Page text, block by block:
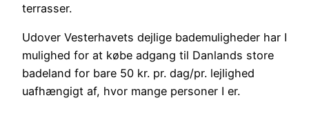
terrasser.
Udover Vesterhavets dejlige bademuligheder har I
mulighed for at købe adgang til Danlands store
badeland for bare 50 kr. pr. dag/pr. lejlighed
uafhængigt af, hvor mange personer I er.